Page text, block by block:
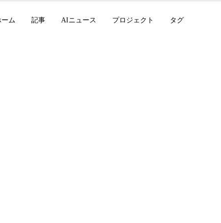
ーム 記事 AIニュース プロジェクト タグ